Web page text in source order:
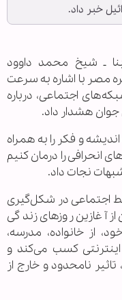
خبر داد.
ـ شیخ محمد داوود
مصر با اشاره به سرعت
اجتماعی، درباره
هشدار داد.
و فکر را به همراه
انحرافی را درمان کنیم
نجات داد.
اجتماعی در شکل‌گیری
آغازین روزهای زندگی
از خانواده، مدرسه،
کسب می‌کند و
نامحدود و خارج از